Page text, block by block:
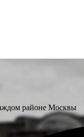
районе Москвы